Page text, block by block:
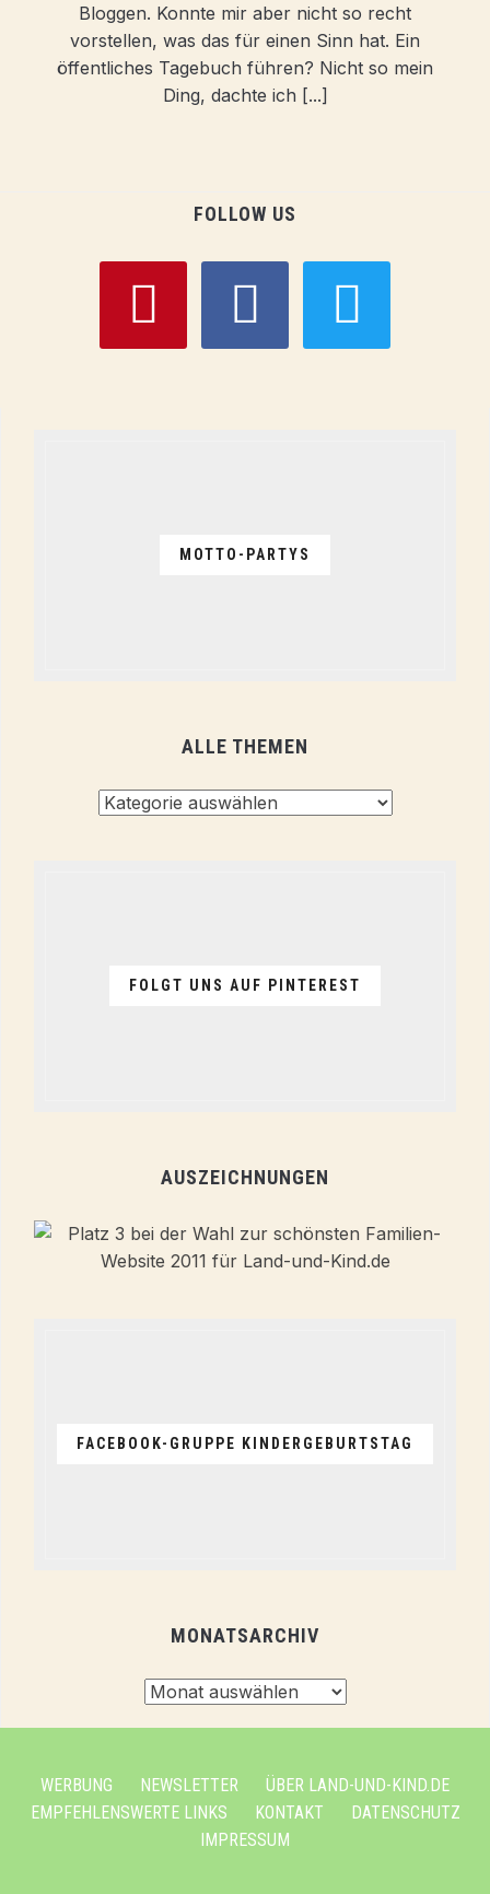
Bloggen. Konnte mir aber nicht so recht
vorstellen, was das für einen Sinn hat. Ein
öffentliches Tagebuch führen? Nicht so mein
Ding, dachte ich [...]
FOLLOW US
MOTTO-PARTYS
ALLE THEMEN
FOLGT UNS AUF PINTEREST
AUSZEICHNUNGEN
FACEBOOK-GRUPPE KINDERGEBURTSTAG
MONATSARCHIV
WERBUNG NEWSLETTER
ÜBER LAND-UND-KIND.DE
EMPFEHLENSWERTE LINKS
KONTAKT
DATENSCHUTZ
IMPRESSUM